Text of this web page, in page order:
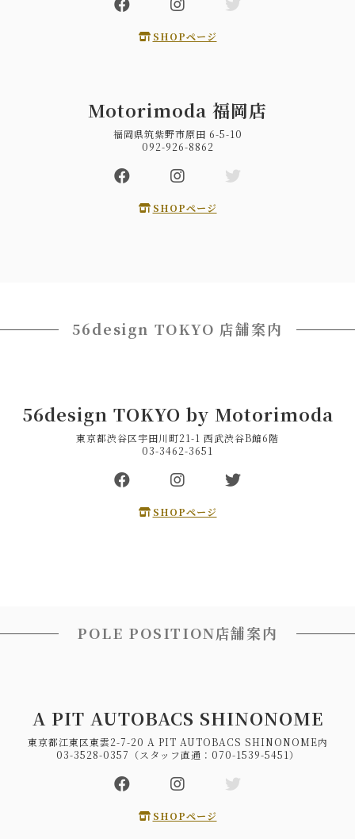
SHOPページ
Motorimoda 福岡店
福岡県筑紫野市原田 6-5-10
092-926-8862
SHOPページ
56design TOKYO 店舗案内
56design TOKYO by Motorimoda
東京都渋谷区宇田川町21-1 西武渋谷B館6階
03-3462-3651
SHOPページ
POLE POSITION店舗案内
A PIT AUTOBACS SHINONOME
東京都江東区東雲2-7-20 A PIT AUTOBACS SHINONOME内
03-3528-0357（スタッフ直通：070-1539-5451）
SHOPページ